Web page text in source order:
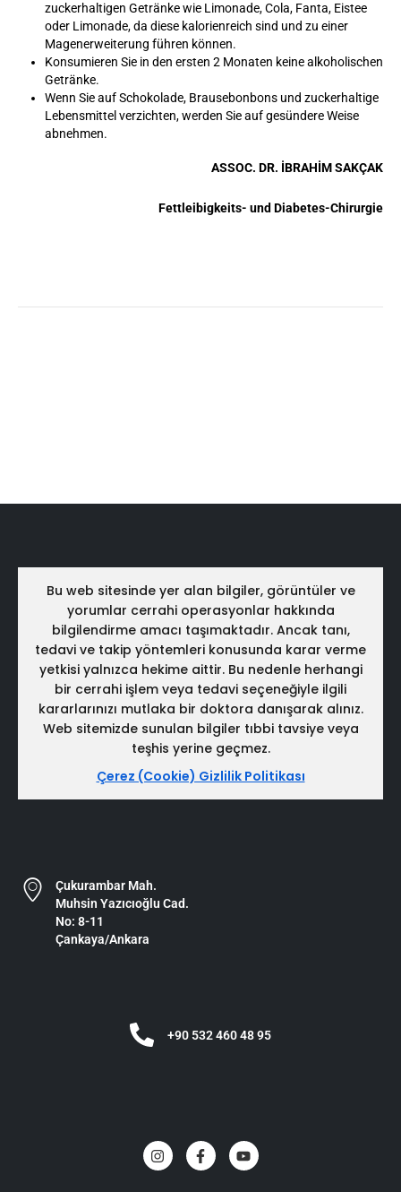
zuckerhaltigen Getränke wie Limonade, Cola, Fanta, Eistee
oder Limonade, da diese kalorienreich sind und zu einer
Magenerweiterung führen können.
Konsumieren Sie in den ersten 2 Monaten keine alkoholischen
Getränke.
Wenn Sie auf Schokolade, Brausebonbons und zuckerhaltige
Lebensmittel verzichten, werden Sie auf gesündere Weise
abnehmen.
ASSOC. DR. İBRAHİM SAKÇAK
Fettleibigkeits- und Diabetes-Chirurgie
Bu web sitesinde yer alan bilgiler, görüntüler ve
yorumlar cerrahi operasyonlar hakkında
bilgilendirme amacı taşımaktadır. Ancak tanı,
tedavi ve takip yöntemleri konusunda karar verme
yetkisi yalnızca hekime aittir. Bu nedenle herhangi
bir cerrahi işlem veya tedavi seçeneğiyle ilgili
kararlarınızı mutlaka bir doktora danışarak alınız.
Web sitemizde sunulan bilgiler tıbbi tavsiye veya
teşhis yerine geçmez.
Çerez (Cookie) Gizlilik Politikası
Çukurambar Mah.
Muhsin Yazıcıoğlu Cad.
No: 8-11
Çankaya/Ankara
+90 532 460 48 95